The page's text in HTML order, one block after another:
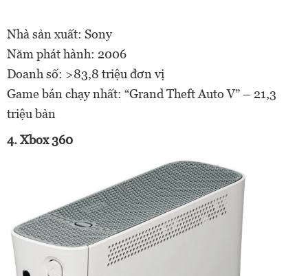
Nhà sản xuất: Sony
Năm phát hành: 2006
Doanh số: >83,8 triệu đơn vị
Game bán chạy nhất: “Grand Theft Auto V” – 21,3
triệu bản
4. Xbox 360